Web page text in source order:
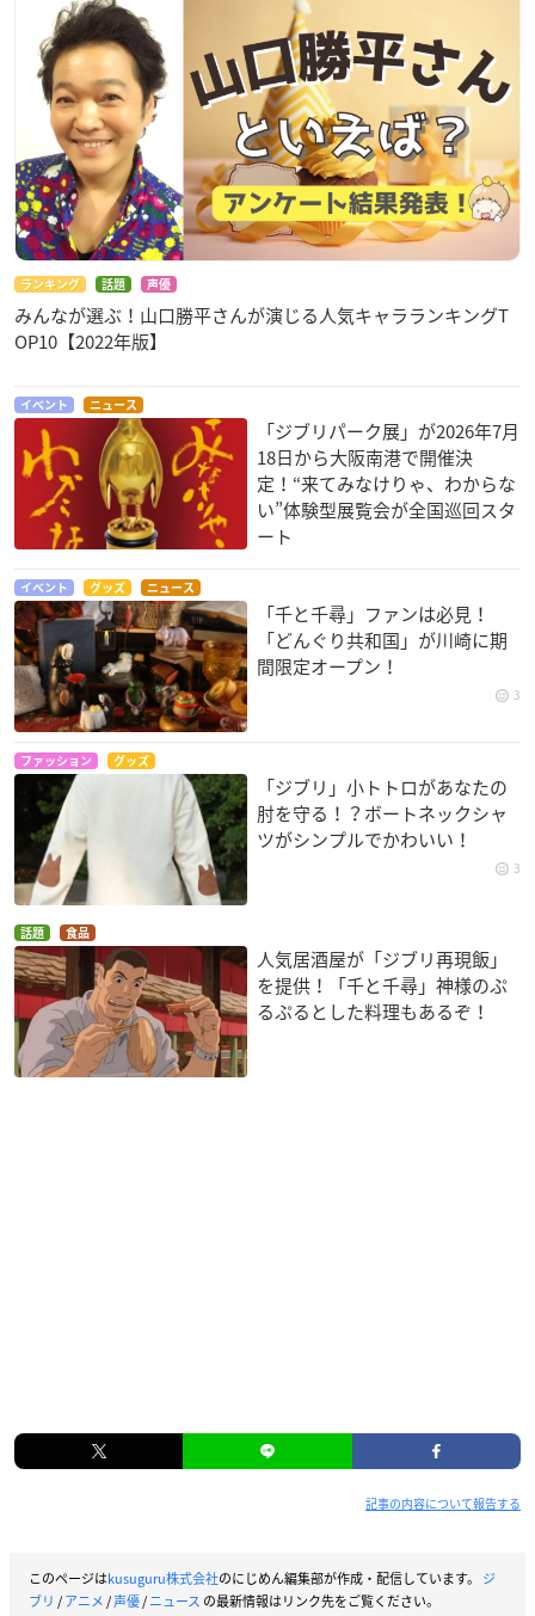
ランキング 話題 声優
みんなが選ぶ！山口勝平さんが演じる人気キャラランキングT
OP10【2022年版】
イベント ニュース
「ジブリパーク展」が2026年7月
18日から大阪南港で開催決
定！“来てみなけりゃ、わからな
い”体験型展覧会が全国巡回スタ
ート
イベント グッズ ニュース
「千と千尋」ファンは必見！
「どんぐり共和国」が川崎に期
間限定オープン！
3
ファッション グッズ
「ジブリ」小トトロがあなたの
肘を守る！？ボートネックシャ
ツがシンプルでかわいい！
3
話題 食品
人気居酒屋が「ジブリ再現飯」
を提供！「千と千尋」神様のぷ
るぷるとした料理もあるぞ！
記事の内容について報告する
このページはkusuguru株式会社のにじめん編集部が作成・配信しています。 ジ
ブリ /アニメ/声優/ニュース の最新情報はリンク先をご覧ください。